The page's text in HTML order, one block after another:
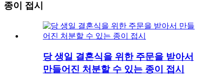
종이 접시
당 생일 결혼식을 위한 주문을 받아서
만들어진 처분할 수 있는 종이 접시